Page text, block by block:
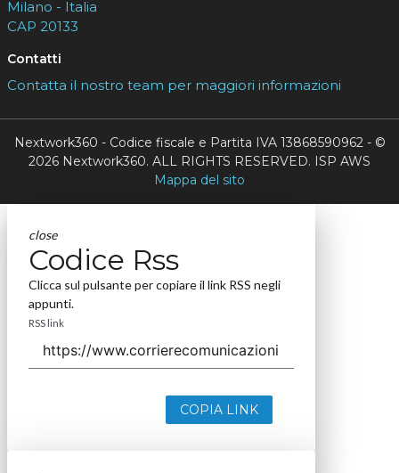
Milano - Italia
CAP 20133
Contatti
Contatta il nostro team per maggiori informazioni
Nextwork360 - Codice fiscale e Partita IVA 13868590962 - ©
2026 Nextwork360. ALL RIGHTS RESERVED. ISP AWS
Mappa del sito
close
Codice Rss
Clicca sul pulsante per copiare il link RSS negli
appunti.
RSS link
COPIA LINK